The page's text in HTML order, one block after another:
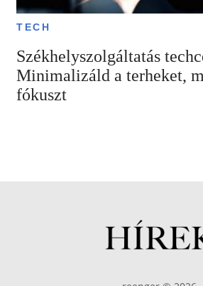
TECH
Székhelyszolgáltatás
Minimalizáld a terheket,
fókuszt